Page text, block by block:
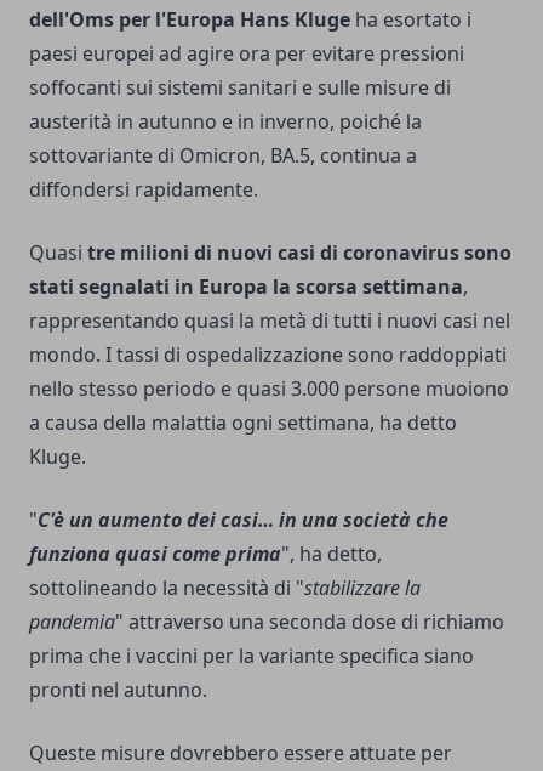
dell'Oms per l'Europa Hans Kluge ha esortato i
paesi europei ad agire ora per evitare pressioni
soffocanti sui sistemi sanitari e sulle misure di
austerità in autunno e in inverno, poiché la
sottovariante di Omicron, BA.5, continua a
diffondersi rapidamente.
Quasi tre milioni di nuovi casi di coronavirus sono
stati segnalati in Europa la scorsa settimana,
rappresentando quasi la metà di tutti i nuovi casi nel
mondo. I tassi di ospedalizzazione sono raddoppiati
nello stesso periodo e quasi 3.000 persone muoiono
a causa della malattia ogni settimana, ha detto
Kluge.
"C'è un aumento dei casi… in una società che
funziona quasi come prima", ha detto,
sottolineando la necessità di "stabilizzare la
pandemia" attraverso una seconda dose di richiamo
prima che i vaccini per la variante specifica siano
pronti nel autunno.
Queste misure dovrebbero essere attuate per